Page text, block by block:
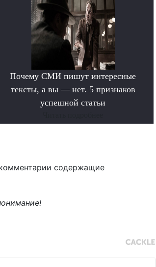
Почему СМИ пишут интересные
тексты, а вы — нет. 5 признаков
успешной статьи
содержащие